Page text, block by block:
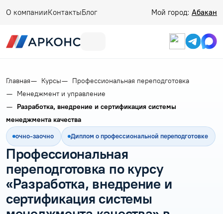
О компанииКонтактыБлог Мой город: Абакан
Главная Курсы
Профессиональная переподготовка
Менеджмент и управление
Разработка, внедрение и сертификация системы
менеджмента качества
очно-заочно Диплом о профессиональной переподготовке
Профессиональная
переподготовка по курсу
«Разработка, внедрение и
сертификация системы